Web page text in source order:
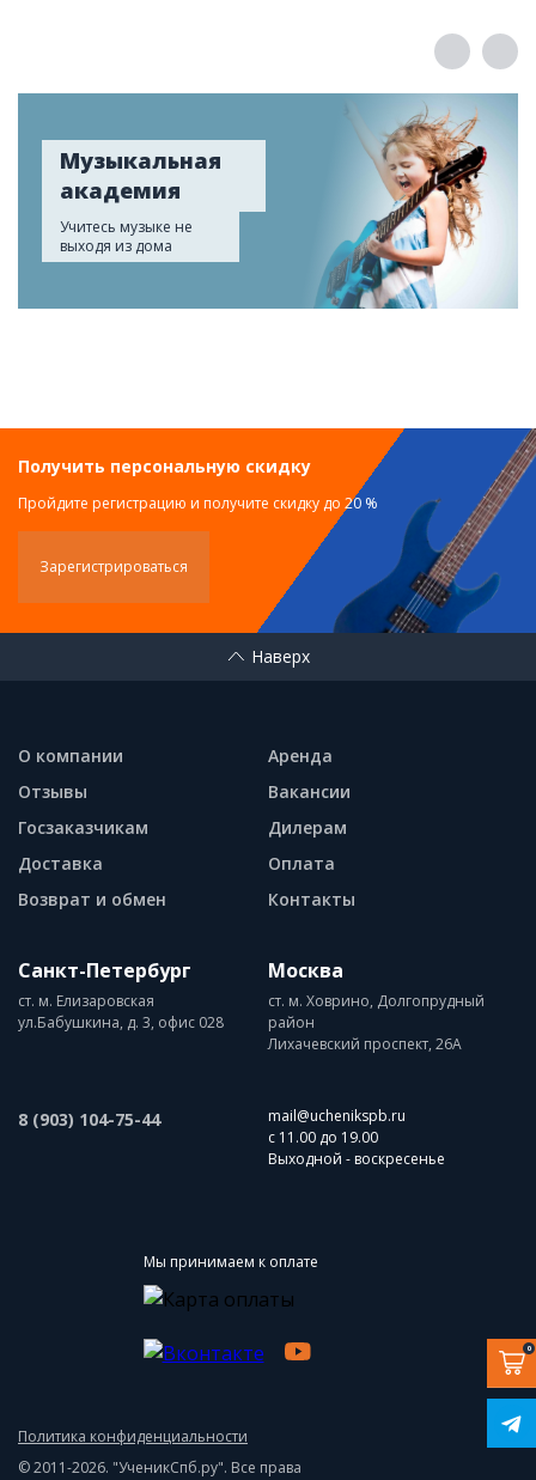
Музыкальная
академия
Учитесь музыке не
выходя из дома
Получить персональную скидку
Пройдите регистрацию и получите скидку до 20 %
Зарегистрироваться
Наверх
О компании
Отзывы
Госзаказчикам
Доставка
Возврат и обмен
Аренда
Вакансии
Дилерам
Оплата
Контакты
Санкт-Петербург
ст. м. Елизаровская
ул.Бабушкина, д. 3, офис 028
Москва
ст. м. Ховрино, Долгопрудный
район
Лихачевский проспект, 26А
8 (903) 104-75-44
mail@uchenikspb.ru
с 11.00 до 19.00
Выходной - воскресенье
Мы принимаем к оплате
© 2011-2026. "УченикСпб.ру". Все права
Политика конфиденциальности
0